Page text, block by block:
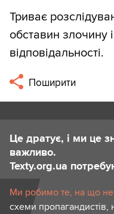
Триває
обставин злочину
відповідальності.
Поширити
Це дратує, і ми це
важливо.
Texty.org.ua
Ми робимо те, на що не
схеми пропагандистів,